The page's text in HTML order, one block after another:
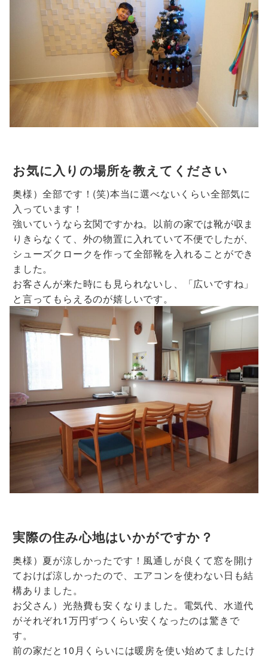
お気に入りの場所を教えてください
奥様）全部です！(笑)本当に選べないくらい全部気に
入っています！
強いていうなら玄関ですかね。以前の家では靴が収ま
りきらなくて、外の物置に入れていて不便でしたが、
シューズクロークを作って全部靴を入れることができ
ました。
お客さんが来た時にも見られないし、「広いですね」
と言ってもらえるのが嬉しいです。
実際の住み心地はいかがですか？
奥様）夏が涼しかったです！風通しが良くて窓を開け
ておけば涼しかったので、エアコンを使わない日も結
構ありました。
お父さん）光熱費も安くなりました。電気代、水道代
がそれぞれ1万円ずつくらい安くなったのは驚きで
す。
前の家だと10月くらいには暖房を使い始めてましたけ